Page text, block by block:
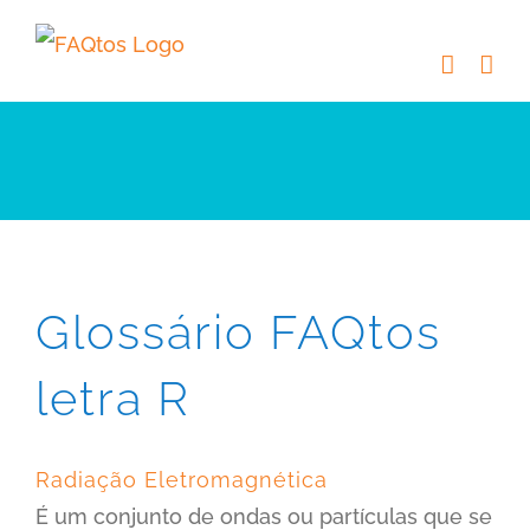
Skip
content
Glossário FAQtos
letra R
Radiação Eletromagnética
É um conjunto de ondas ou partículas que se